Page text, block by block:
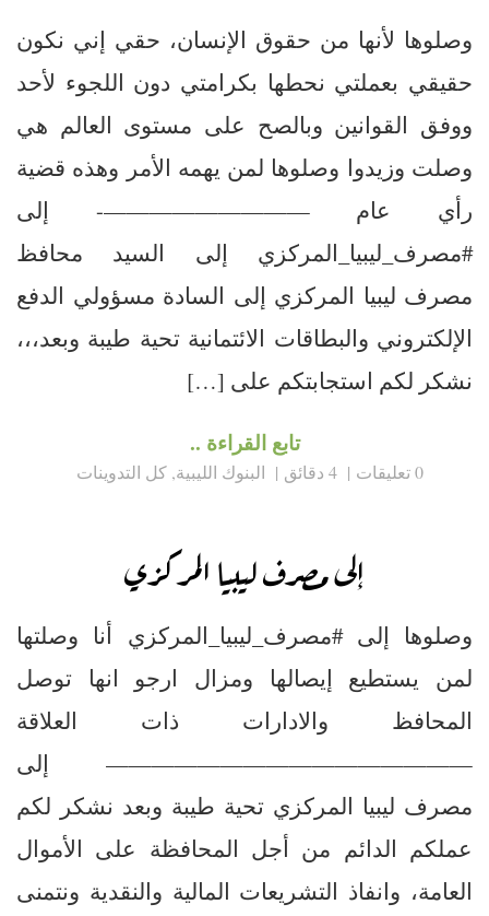
وصلوها لأنها من حقوق الإنسان، حقي إني نكون
حقيقي بعملتي نحطها بكرامتي دون اللجوء لأحد
ووفق القوانين وبالصح على مستوى العالم هي
وصلت وزيدوا وصلوها لمن يهمه الأمر وهذه قضية
رأي عام —————————- إلى
#مصرف_ليبيا_المركزي إلى السيد محافظ
مصرف ليبيا المركزي إلى السادة مسؤولي الدفع
الإلكتروني والبطاقات الائتمانية تحية طيبة وبعد،،،
نشكر لكم استجابتكم على […]
تابع القراءة ..
0 تعليقات 4 دقائق البنوك الليبية, كل التدوينات
إلى مصرف ليبيا المركزي
وصلوها إلى #مصرف_ليبيا_المركزي أنا وصلتها
لمن يستطيع إيصالها ومزال ارجو انها توصل
المحافظ والادارات ذات العلاقة
———————————————— إلى
مصرف ليبيا المركزي تحية طيبة وبعد نشكر لكم
عملكم الدائم من أجل المحافظة على الأموال
العامة، وانفاذ التشريعات المالية والنقدية ونتمنى